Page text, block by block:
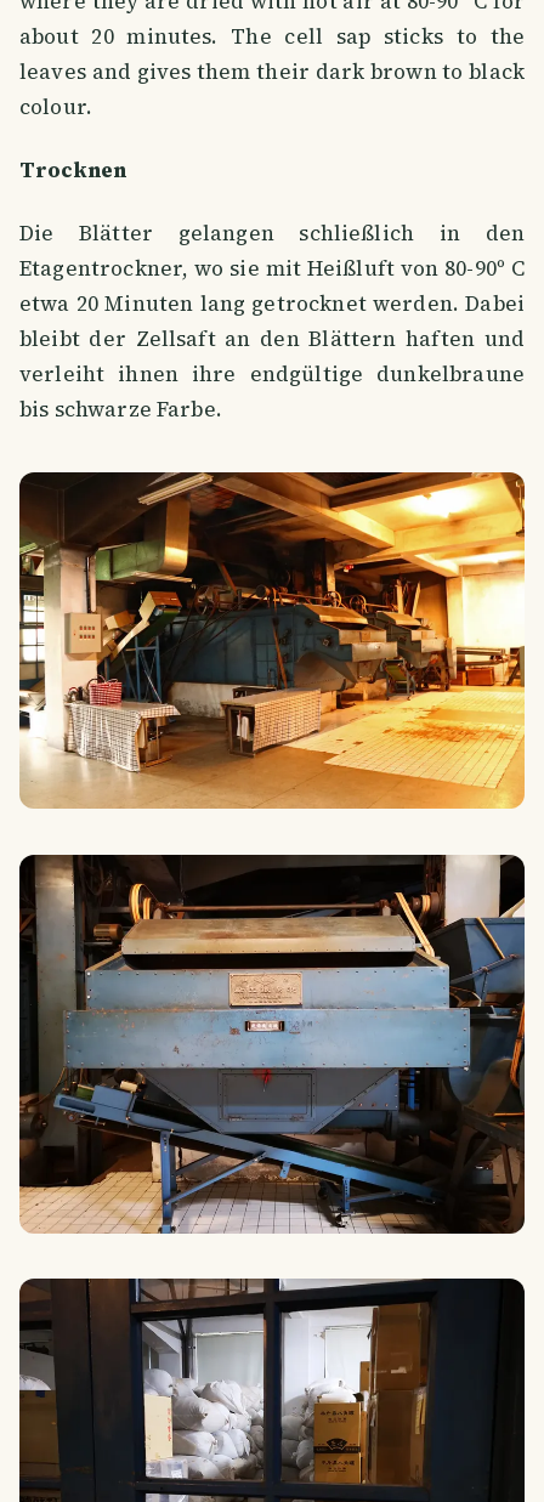
about 20 minutes. The cell sap sticks to the
leaves and gives them their dark brown to black
colour.
Trocknen
Die Blätter gelangen schließlich in den
Etagentrockner, wo sie mit Heißluft von 80-90º C
etwa 20 Minuten lang getrocknet werden. Dabei
bleibt der Zellsaft an den Blättern haften und
verleiht ihnen ihre endgültige dunkelbraune
bis schwarze Farbe.